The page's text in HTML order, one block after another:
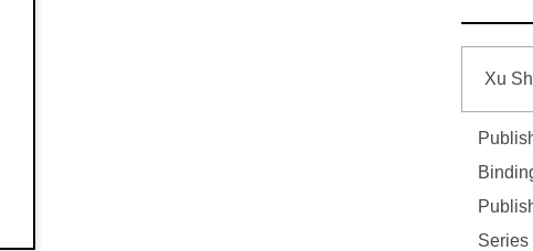
Xu
Series